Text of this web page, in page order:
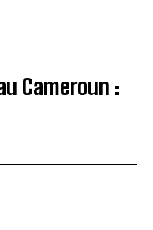
Cameroun :